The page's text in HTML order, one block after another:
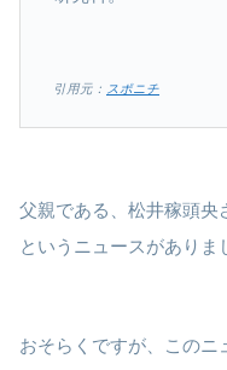
引用元： スポニチ
父親である、松井稼頭央
というニュースがありま
おそらくですが、この